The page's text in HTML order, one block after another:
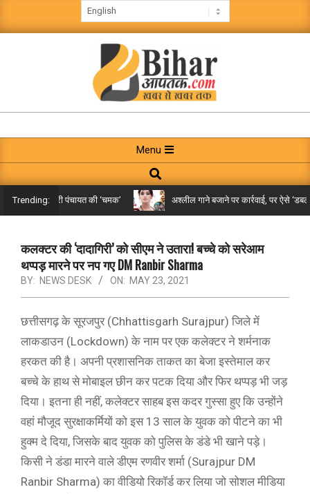
to
BIHAR
AAPTAK
Navigation
Menu
Menu
Search
Trending:
पहुंची गरारी पंचायत की ‘चमक’ अश्लील गाने बजाने पर कार्रवाई, पर ऐसे ‘डबल
कलक्टर की ‘दादागिरी’ को सीएम ने उतारा! बच्चे को सरेआम
थप्पड़ मारने पर नप गए DM Ranbir Sharma
BY: NEWS DESK ON: MAY 23, 2021
छत्तीसगढ़ के सूरजपुर (Chhattisgarh Surajpur) जिले में
लाकडाउन (Lockdown) के नाम पर एक कलेक्टर ने शर्मनाक
हरकत की है। अपनी प्रशासनिक ताकत का बेजा इस्तेमाल कर
बच्चे के हाथ से मोबाइल छीन कर पटक दिया और फिर थप्पड़ भी जड़
दिया। इतना ही नहीं, कलेक्टर साहब इस कदर गुस्सा हुए कि उन्होंने
वहां मौजूद सुरक्षाकर्मियों को इस 13 साल के युवक को पीटने का भी
हुक्म दे दिया, जिसके बाद युवक को पुलिस के डंडे भी खाने पड़े।
किसी ने डंडा मारने वाले डीएम रणवीर शर्मा (Surajpur DM
Ranbir Sharma) का वीडियो रिकॉर्ड कर लिया जो सोशल मीडिया